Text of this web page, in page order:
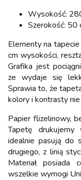
Wysokość:
Szerokość: 50
Elementy na
cm wysokości,
Grafika jest
ze wydaje się
Sprawia to, że
kolory i kontrasty
Papier flizelinowy,
Tapetę
idealnie pasują do
drugiego, z linią
Materiał posiada
wszelkie wymogi